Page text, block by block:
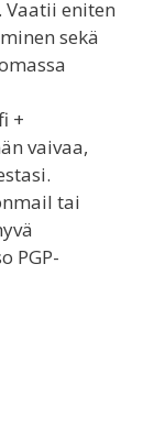
Vaatii eniten
sekä
+
vaivaa,
tai
PGP-